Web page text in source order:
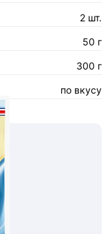
2 шт.
50 г
300 г
по вкусу